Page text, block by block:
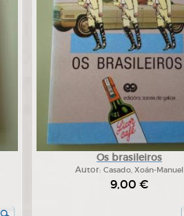
Os brasileiros
Autor:Casado, Xoán-Manuel
9,00 €